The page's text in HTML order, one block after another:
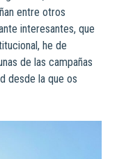
entre otros
interesantes, que
he de
de las campañas
desde la que os